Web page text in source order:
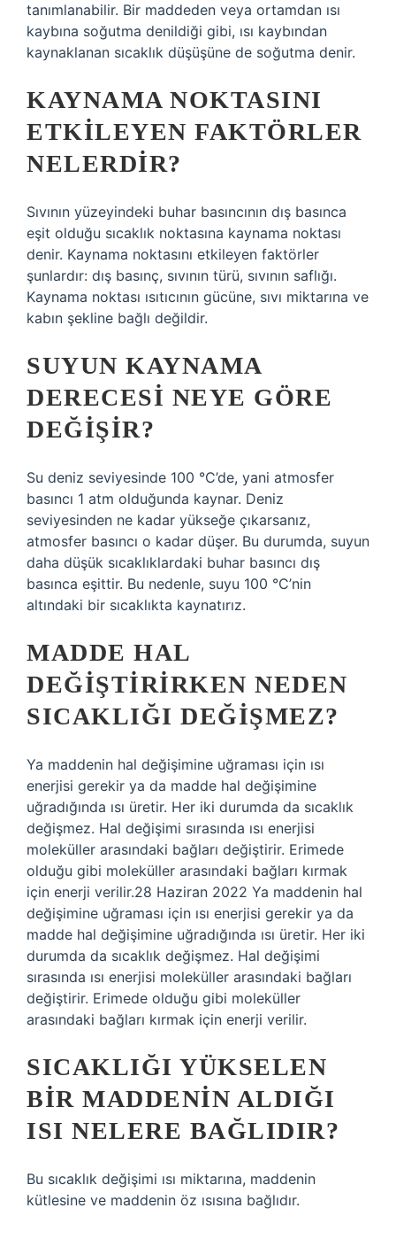
tanımlanabilir. Bir maddeden veya ortamdan ısı
kaybına soğutma denildiği gibi, ısı kaybından
kaynaklanan sıcaklık düşüşüne de soğutma denir.
KAYNAMA NOKTASINI
ETKILEYEN FAKTÖRLER
NELERDIR?
Sıvının yüzeyindeki buhar basıncının dış basınca
eşit olduğu sıcaklık noktasına kaynama noktası
denir. Kaynama noktasını etkileyen faktörler
şunlardır: dış basınç, sıvının türü, sıvının saflığı.
Kaynama noktası ısıtıcının gücüne, sıvı miktarına ve
kabın şekline bağlı değildir.
SUYUN KAYNAMA
DERECESI NEYE GÖRE
DEĞIŞIR?
Su deniz seviyesinde 100 °C’de, yani atmosfer
basıncı 1 atm olduğunda kaynar. Deniz
seviyesinden ne kadar yükseğe çıkarsanız,
atmosfer basıncı o kadar düşer. Bu durumda, suyun
daha düşük sıcaklıklardaki buhar basıncı dış
basınca eşittir. Bu nedenle, suyu 100 °C’nin
altındaki bir sıcaklıkta kaynatırız.
MADDE HAL
DEĞIŞTIRIRKEN NEDEN
SICAKLIĞI DEĞIŞMEZ?
Ya maddenin hal değişimine uğraması için ısı
enerjisi gerekir ya da madde hal değişimine
uğradığında ısı üretir. Her iki durumda da sıcaklık
değişmez. Hal değişimi sırasında ısı enerjisi
moleküller arasındaki bağları değiştirir. Erimede
olduğu gibi moleküller arasındaki bağları kırmak
için enerji verilir.28 Haziran 2022 Ya maddenin hal
değişimine uğraması için ısı enerjisi gerekir ya da
madde hal değişimine uğradığında ısı üretir. Her iki
durumda da sıcaklık değişmez. Hal değişimi
sırasında ısı enerjisi moleküller arasındaki bağları
değiştirir. Erimede olduğu gibi moleküller
arasındaki bağları kırmak için enerji verilir.
SICAKLIĞI YÜKSELEN
BIR MADDENIN ALDIĞI
ISI NELERE BAĞLIDIR?
Bu sıcaklık değişimi ısı miktarına, maddenin
kütlesine ve maddenin öz ısısına bağlıdır.